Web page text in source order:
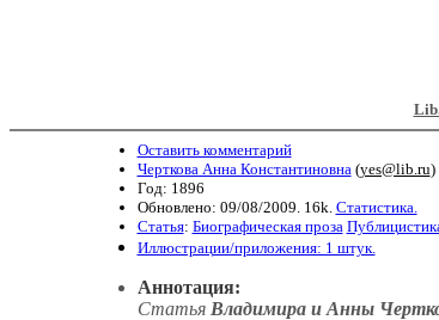
Оставить комментарий
Черткова Анна Константиновна (yes@lib.ru)
Год: 1896
Обновлено: 09/08/2009. 16k. Статистика.
Статья: Биографическая проза
Иллюстрации/приложения: 1 штук.
Аннотация:
Статья Владимира и Анны